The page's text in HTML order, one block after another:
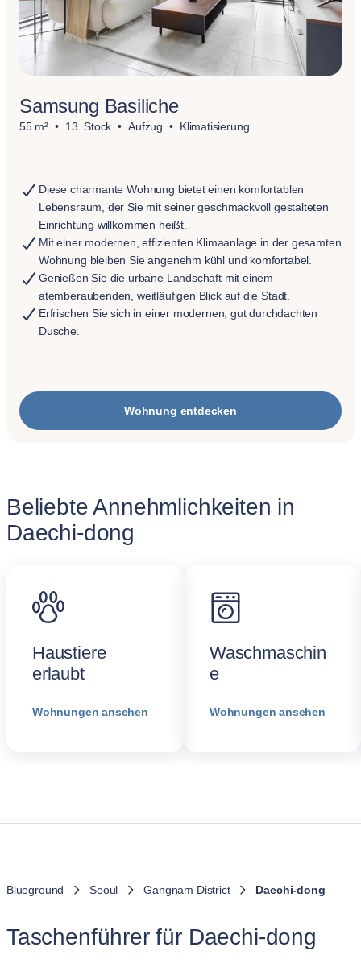
Samsung Basiliche
55 m² 13. Stock Aufzug Klimatisierung
Diese charmante Wohnung bietet einen komfortablen
Lebensraum, der Sie mit seiner geschmackvoll gestalteten
Einrichtung willkommen heißt.
Mit einer modernen, effizienten Klimaanlage in der gesamten
Wohnung bleiben Sie angenehm kühl und komfortabel.
Genießen Sie die urbane Landschaft mit einem
atemberaubenden, weitläufigen Blick auf die Stadt.
Erfrischen Sie sich in einer modernen, gut durchdachten
Dusche.
Wohnung entdecken
Beliebte Annehmlichkeiten in
Daechi-dong
Haustiere
erlaubt
Wohnungen ansehen
Waschmaschin
e
Wohnungen ansehen
Blueground Seoul Gangnam District Daechi-dong
Taschenführer für Daechi-dong